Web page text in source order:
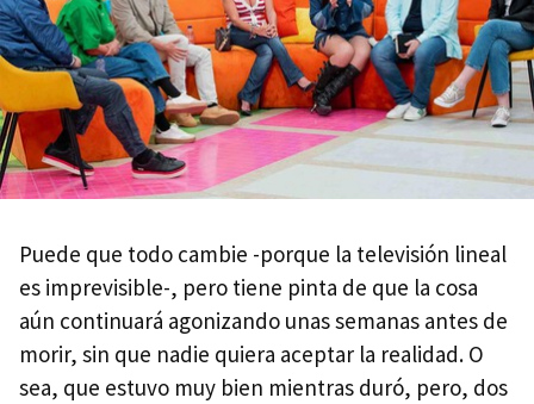
Puede que todo cambie -porque la televisión lineal
es imprevisible-, pero tiene pinta de que la cosa
aún continuará agonizando unas semanas antes de
morir, sin que nadie quiera aceptar la realidad. O
sea, que estuvo muy bien mientras duró, pero, dos